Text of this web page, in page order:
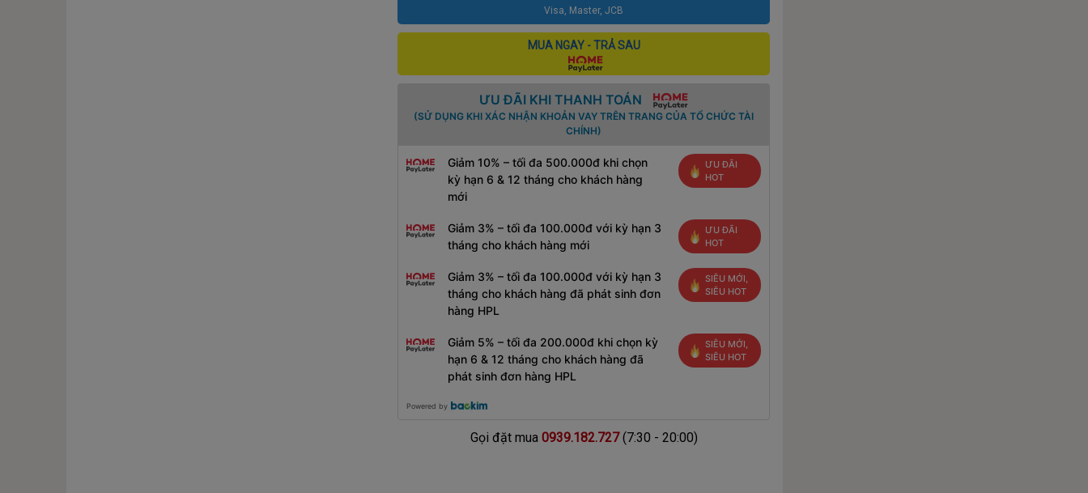
Visa, Master, JCB
MUA NGAY - TRẢ SAU
ƯU ĐÃI KHI THANH TOÁN
(SỬ DỤNG KHI XÁC NHẬN KHOẢN VAY TRÊN TRANG CỦA TỔ CHỨC TÀI
CHÍNH)
Giảm 10% – tối đa 500.000đ khi chọn
kỳ hạn 6 & 12 tháng cho khách hàng
mới
ƯU ĐÃI
HOT
Giảm 3% – tối đa 100.000đ với kỳ hạn 3
tháng cho khách hàng mới
ƯU ĐÃI
HOT
Giảm 3% – tối đa 100.000đ với kỳ hạn 3
tháng cho khách hàng đã phát sinh đơn
hàng HPL
SIÊU MỚI,
SIÊU HOT
Giảm 5% – tối đa 200.000đ khi chọn kỳ
hạn 6 & 12 tháng cho khách hàng đã
phát sinh đơn hàng HPL
SIÊU MỚI,
SIÊU HOT
Powered by
Gọi đặt mua 0939.182.727(7:30 - 20:00)